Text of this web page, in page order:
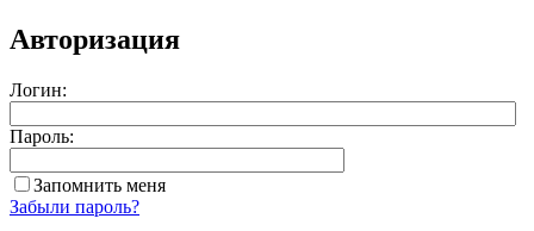
Авторизация
Логин:
Пароль:
Запомнить меня
Забыли пароль?